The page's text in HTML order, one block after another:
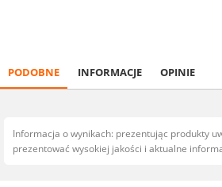
PODOBNE INFORMACJE OPINIE
Informacja o wynikach: prezentując produkty
prezentować wysokiej jakości i aktualne